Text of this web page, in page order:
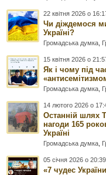
22 квітня 2026 о
Чи діждемося
Україні?
Громадська думка
15 квітня 2026 о
Як і чому під
Громадська думка
14 лютого 2026 о
Останній шлях
нагоди 165
Україні
Громадська думка
05 січня 2026 о 20:39
«7 чудес